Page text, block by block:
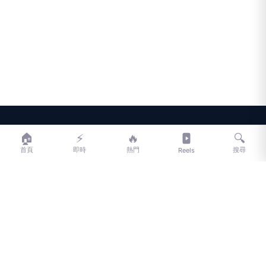
LIFE
LIFE 生活網是台灣領先的生活資訊平台，提供即時新聞、生活、健康、
🏠
首頁
⚡
即時
🔥
熱門 Reels
🔍
搜尋